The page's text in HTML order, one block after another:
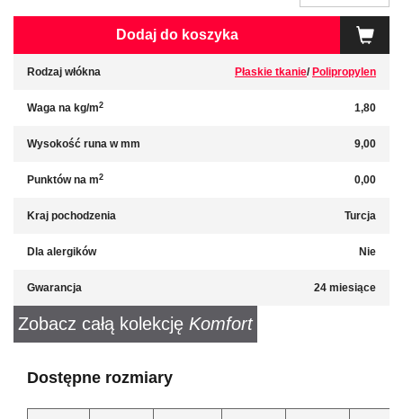
Dodaj do koszyka
Rodzaj włókna Płaskie tkanie/ Polipropylen
Waga na kg/m2 1,80
Wysokość runa w mm 9,00
Punktów na m2 0,00
Kraj pochodzenia Turcja
Dla alergików Nie
Gwarancja 24 miesiące
Zobacz całą kolekcję Komfort
Dostępne rozmiary